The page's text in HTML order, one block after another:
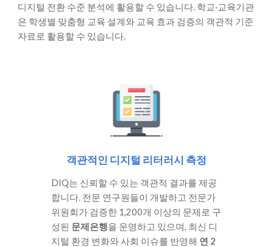
디지털 전환 수준 분석에 활용할 수 있습니다. 학교·교육기관
은 학생별 맞춤형 교육 설계와 교육 효과 검증의 객관적 기준
자료로 활용할 수 있습니다.
객관적인 디지털 리터러시 측정
DIQ는 신뢰할 수 있는 객관적 결과를 제공
합니다. 전문 연구원들이 개발하고 전문가
위원회가 검증한 1,200개 이상의 문제로 구
성된 문제은행을 운영하고 있으며, 최신 디
지털 환경 변화와 사회 이슈를 반영해 연 2